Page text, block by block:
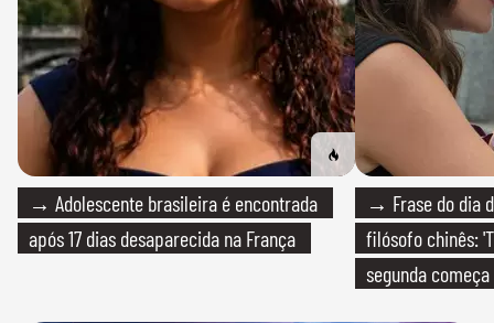
→ Adolescente brasileira é encontrada
após 17 dias desaparecida na França
→ Frase do dia
filósofo chinês:
segunda